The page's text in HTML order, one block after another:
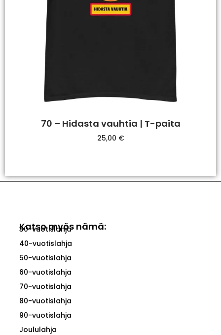
70 – Hidasta vauhtia | T-paita
25,00 €
Katso myös nämä:
30-vuotislahja
40-vuotislahja
50-vuotislahja
60-vuotislahja
70-vuotislahja
80-vuotislahja
90-vuotislahja
Joululahja